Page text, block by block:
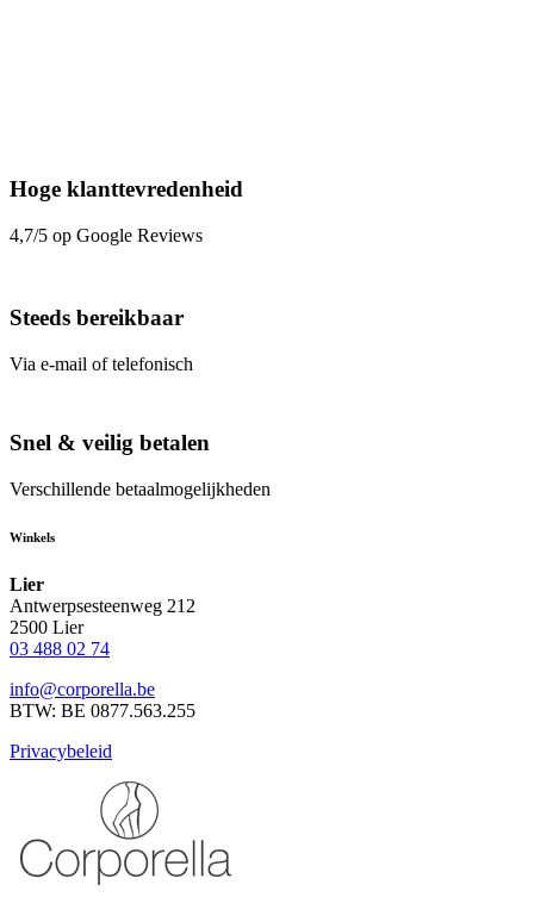
Hoge klanttevredenheid
4,7/5 op Google Reviews
Steeds bereikbaar
Via e-mail of telefonisch
Snel & veilig betalen
Verschillende betaalmogelijkheden
Winkels
Lier
Antwerpsesteenweg 212
2500 Lier
03 488 02 74
info@corporella.be
BTW: BE 0877.563.255
Privacybeleid